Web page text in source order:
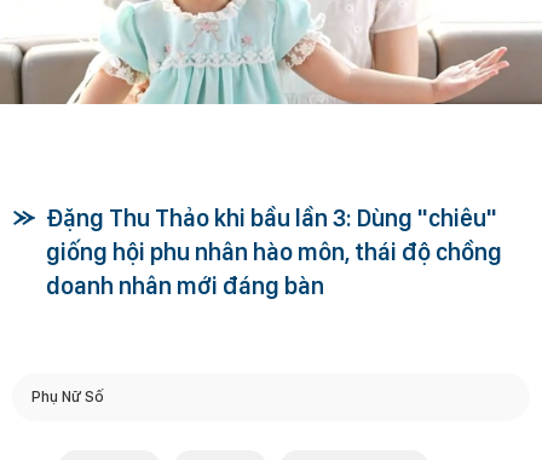
Đặng Thu Thảo khi bầu lần 3: Dùng "chiêu"
giống hội phu nhân hào môn, thái độ chồng
doanh nhân mới đáng bàn
Phụ Nữ Số